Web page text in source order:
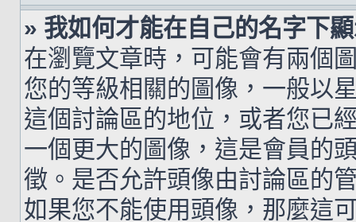
» 我如何才能在自己的名字下
在瀏覽文章時，可能會有兩個
您的等級相關的圖像，一般以
這個討論區的地位，或者您已
一個更大的圖像，這是會員的
徵。是否允許頭像由討論區的
如果您不能使用頭像，那麼這